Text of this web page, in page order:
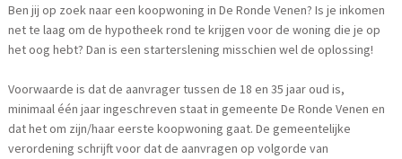
Ben jij op zoek naar een koopwoning in De Ronde Venen? Is je inkomen
net te laag om de hypotheek rond te krijgen voor de woning die je op
het oog hebt? Dan is een starterslening misschien wel de oplossing!
Voorwaarde is dat de aanvrager tussen de 18 en 35 jaar oud is,
minimaal één jaar ingeschreven staat in gemeente De Ronde Venen en
dat het om zijn/haar eerste koopwoning gaat. De gemeentelijke
verordening schrijft voor dat de aanvragen op volgorde van